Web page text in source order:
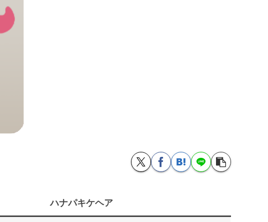
ハナパキケヘア